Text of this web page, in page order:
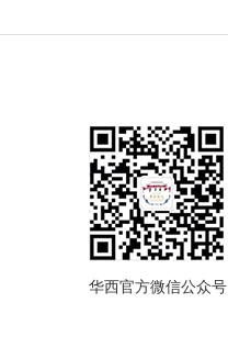
华西官方微信公众号